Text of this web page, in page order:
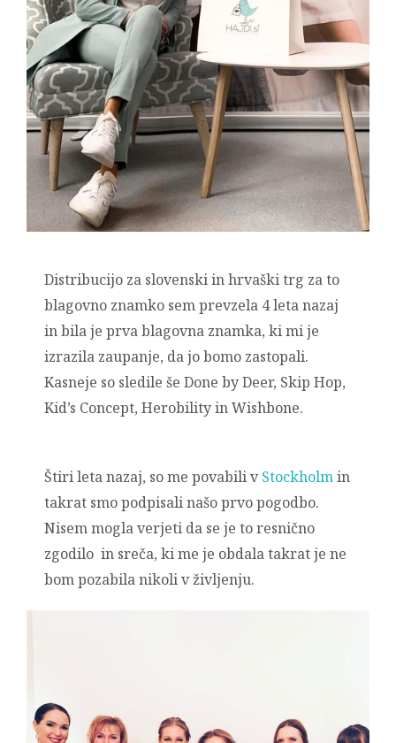
Distribucijo za slovenski in hrvaški trg za to
blagovno znamko sem prevzela 4 leta nazaj
in bila je prva blagovna znamka, ki mi je
izrazila zaupanje, da jo bomo zastopali.
Kasneje so sledile še Done by Deer, Skip Hop,
Kid’s Concept, Herobility in Wishbone.
Štiri leta nazaj, so me povabili vStockholmin
takrat smo podpisali našo prvo pogodbo.
Nisem mogla verjeti da se je to resnično
zgodilo in sreča, ki me je obdala takrat je ne
bom pozabila nikoli v življenju.